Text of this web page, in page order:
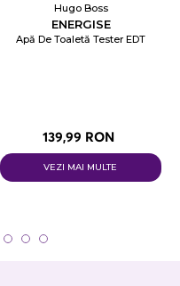
Hugo Boss
ENERGISE
Apă De Toaletă Tester EDT
139,99 RON
VEZI MAI MULTE